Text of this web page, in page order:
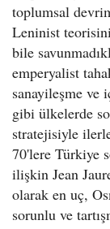
toplumsal
Leninist
bile
emperyalist
sanayileşme ve
gibi ülkelerde
stratejisiyle
70'lere Türkiye
ilişkin Jean
olarak en uç,
sorunlu ve